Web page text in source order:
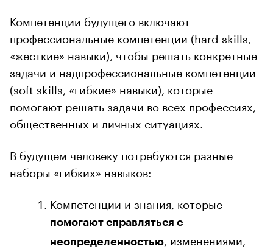
Компетенции будущего включают
профессиональные компетенции (hard skills,
«жесткие» навыки), чтобы решать конкретные
задачи и надпрофессиональные компетенции
(soft skills, «гибкие» навыки), которые
помогают решать задачи во всех профессиях,
общественных и личных ситуациях.
В будущем человеку потребуются разные
наборы «гибких» навыков:
Компетенции и знания, которые
помогают справляться с
неопределенностью
, изменениями,